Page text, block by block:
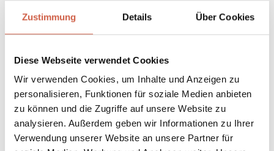
Zustimmung Details Über Cookies
Diese Webseite verwendet Cookies
Wir verwenden Cookies, um Inhalte und Anzeigen zu
personalisieren, Funktionen für soziale Medien anbieten
zu können und die Zugriffe auf unsere Website zu
analysieren. Außerdem geben wir Informationen zu Ihrer
Verwendung unserer Website an unsere Partner für
Attraktiver Arbeitgeber
hinaus. Die Crew geniesst verschiedene Vorteile, die
ihresgleichen suchen. Die Mitarbeitenden gehen nicht
nur ihren gewohnten Tätigkeiten nach, sie beteiligen
sich auch aktiv am Kreieren von neuen Innovationen.
So kann es zum Beispiel sein, dass der Buchhalter
einen Wellnessdrink initiiert. Oder die Chauffeurin
schlägt die Entwicklung eines neuen Shots mit
Doppelkammer vor. Die Kreation solcher Innovationen